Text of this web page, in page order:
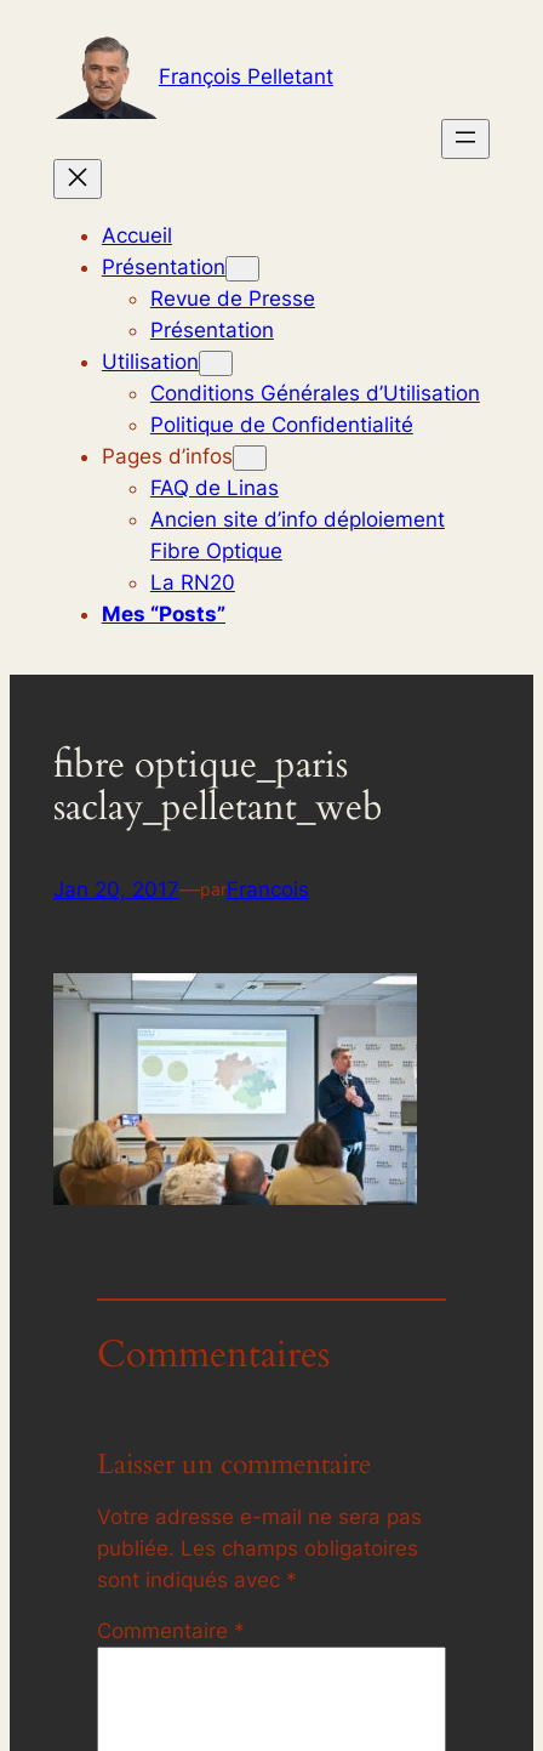
contenu
François Pelletant
Accueil
Présentation
Revue de Presse
Présentation
Utilisation
Conditions Générales d’Utilisation
Politique de Confidentialité
Pages d’infos
FAQ de Linas
Ancien site d’info déploiement
Fibre Optique
La RN20
Mes “posts”
fibre optique_paris
saclay_pelletant_web
Jan 20, 2017—parFrancois
Commentaires
Laisser un commentaire
Votre adresse e-mail ne sera pas
publiée. Les champs obligatoires
sont indiqués avec *
Commentaire *